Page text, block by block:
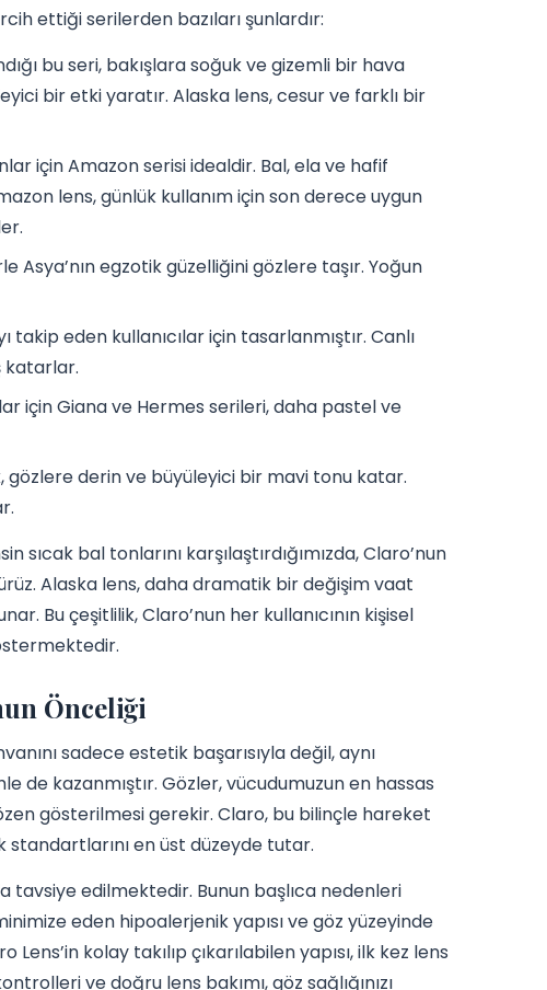
ettiği serilerden bazıları şunlardır:
bu seri, bakışlara soğuk ve gizemli bir hava
bir etki yaratır. Alaska lens, cesur ve farklı bir
için Amazon serisi idealdir. Bal, ela ve hafif
lens, günlük kullanım için son derece uygun
Asya’nın egzotik güzelliğini gözlere taşır. Yoğun
eden kullanıcılar için tasarlanmıştır. Canlı
katarlar.
için Giana ve Hermes serileri, daha pastel ve
gözlere derin ve büyüleyici bir mavi tonu katar.
bal tonlarını karşılaştırdığımızda, Claro’nun
Alaska lens, daha dramatik bir değişim vaat
Bu çeşitlilik, Claro’nun her kullanıcının kişisel
Önceliği
sadece estetik başarısıyla değil, aynı
de kazanmıştır. Gözler, vücudumuzun en hassas
gösterilmesi gerekir. Claro, bu bilinçle hareket
en üst düzeyde tutar.
tavsiye edilmektedir. Bunun başlıca nedenleri
eden hipoalerjenik yapısı ve göz yüzeyinde
kolay takılıp çıkarılabilen yapısı, ilk kez lens
ve doğru lens bakımı, göz sağlığınızı